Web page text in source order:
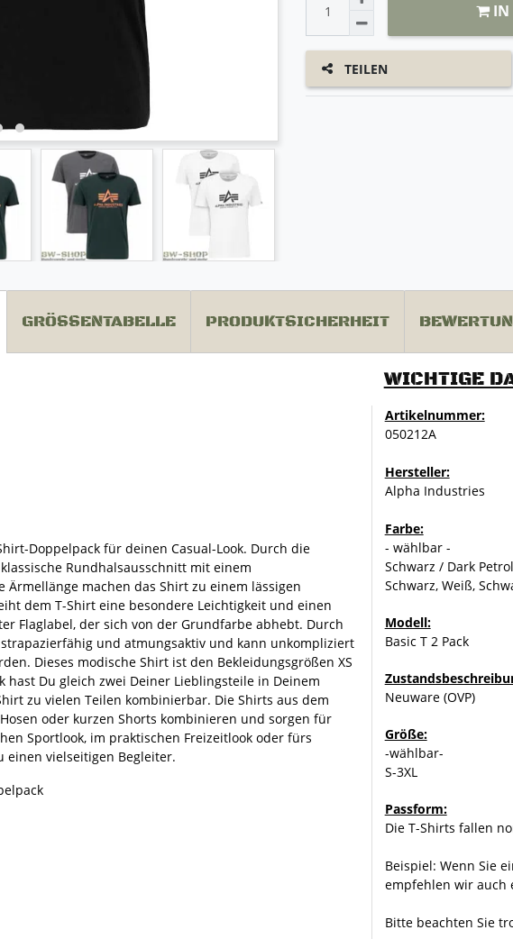
IN
TEILEN
GRÖSSENTABELLE PRODUKTSICHERHEIT
Doppelpack für deinen Casual-Look. Durch die
Rundhalsausschnitt mit einem
machen das Shirt zu einem lässigen
dem T-Shirt eine besondere Leichtigkeit und einen
Flaglabel, der sich von der Grundfarbe abhebt. Durch
und atmungsaktiv und kann unkompliziert
Dieses modische Shirt ist den Bekleidungsgrößen XS
Du gleich zwei Deiner Lieblingsteile in Deinem
zu vielen Teilen kombinierbar. Die Shirts aus dem
oder kurzen Shorts kombinieren und sorgen für
Sportlook, im praktischen Freizeitlook oder fürs
einen vielseitigen Begleiter.
WICHTIGE
Artikelnummer:
050212A
Hersteller:
Alpha Industries
Farbe:
- wählbar -
Schwarz / Dark
Schwarz, Weiß,
Modell:
Basic T 2 Pack
Neuware (OVP)
Größe:
-wählbar-
S-3XL
Passform:
Die T-Shirts fallen
Beispiel: Wenn Sie
empfehlen wir auch
Bitte beachten Sie